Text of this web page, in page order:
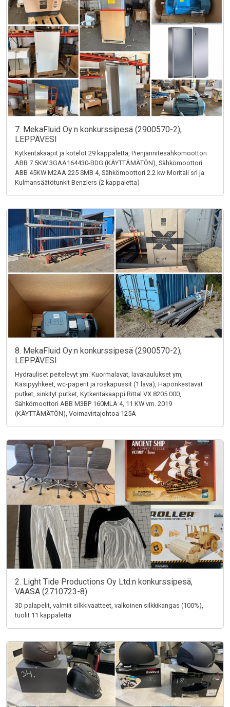
7. MekaFluid Oy:n konkurssipesä (2900570-2),
LEPPÄVESI
Kytkentäkaapit ja kotelot 29 kappaletta, Pienjännitesähkömoottori
ABB 7.5KW 3GAA164430-BDG (KÄYTTÄMÄTÖN), Sähkömoottori
ABB 45KW M2AA 225 SMB 4, Sähkömoottori 2.2 kw Moritali srl ja
Kulmansäätötunkit Benzlers (2 kappaletta)
8. MekaFluid Oy:n konkurssipesä (2900570-2),
LEPPÄVESI
Hydrauliset peitelevyt ym. Kuormalavat, lavakaulukset ym,
Käsipyyhkeet, wc-paperit ja roskapussit (1 lava), Haponkestävät
putket, sinkityt putket, Kytkentäkaappi Rittal VX 8205.000,
Sähkömoottori ABB M3BP 160MLA 4, 11 KW vm. 2019
(KÄYTTÄMÄTÖN), Voimavirtajohtoa 125A
2. Light Tide Productions Oy Ltd:n konkurssipesä,
VAASA (2710723-8)
3D palapelit, valmiit silkkivaatteet, valkoinen silkkikangas (100%),
tuolit 11 kappaletta